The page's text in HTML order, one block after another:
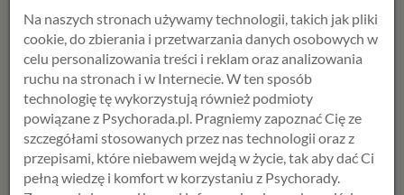
Zaufanie rodzi się z przewidywalności. Jeśli mówisz,
że coś zrobisz, dotrzymuj słowa. Każde złamane
obietnice osłabiają więź.
Pracuj nad przeszłością
Jeśli masz trudności z zaufaniem z powodu dawnych
zranień, warto poszukać wsparcia terapeutycznego.
Przepracowanie traum i zrozumienie mechanizmów
obronnych pomoże Ci budować zdrowe relacje w
przyszłości.
Na naszych stronach używamy technologii, takich jak pliki
cookie, do zbierania i przetwarzania danych osobowych w
celu personalizowania treści i reklam oraz analizowania
ruchu na stronach i w Internecie. W ten sposób
technologię tę wykorzystują również podmioty
powiązane z Psychorada.pl. Pragniemy zapoznać Cię ze
szczegółami stosowanych przez nas technologii oraz z
przepisami, które niebawem wejdą w życie, tak aby dać Ci
pełną wiedzę i komfort w korzystaniu z Psychorady.